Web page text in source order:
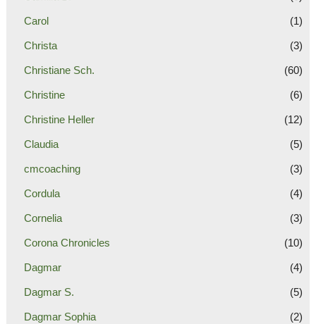
Carol (1)
Christa (3)
Christiane Sch. (60)
Christine (6)
Christine Heller (12)
Claudia (5)
cmcoaching (3)
Cordula (4)
Cornelia (3)
Corona Chronicles (10)
Dagmar (4)
Dagmar S. (5)
Dagmar Sophia (2)